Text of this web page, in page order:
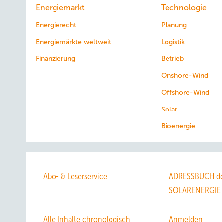
Energiemarkt
Energierecht
Energiemärkte weltweit
Finanzierung
Technologie
Planung
Logistik
Betrieb
Onshore-Wind
Offshore-Wind
Solar
Bioenergie
Abo- & Leserservice
ADRESSBUCH
SOLARENERGIE
Alle Inhalte chronologisch Anmelden